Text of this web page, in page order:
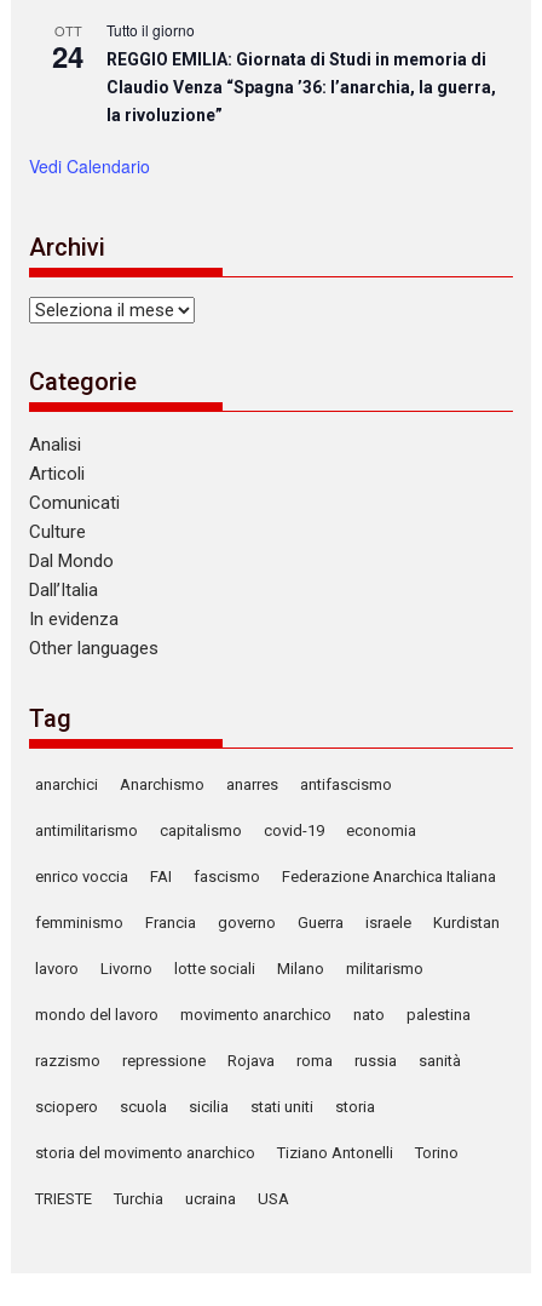
OTT
24
Tutto il giorno
REGGIO EMILIA: Giornata di Studi in memoria di
Claudio Venza “Spagna ’36: l’anarchia, la guerra,
la rivoluzione”
Vedi Calendario
Archivi
Archivi
Categorie
Analisi
Articoli
Comunicati
Culture
Dal Mondo
Dall’Italia
In evidenza
Other languages
Tag
anarchici Anarchismo anarres antifascismo
antimilitarismo capitalismo covid-19 economia
enrico voccia FAI fascismo Federazione Anarchica Italiana
femminismo Francia governo Guerra israele Kurdistan
lavoro Livorno lotte sociali Milano militarismo
mondo del lavoro movimento anarchico nato palestina
razzismo repressione Rojava roma russia sanità
sciopero scuola sicilia stati uniti storia
storia del movimento anarchico Tiziano Antonelli Torino
TRIESTE Turchia ucraina USA